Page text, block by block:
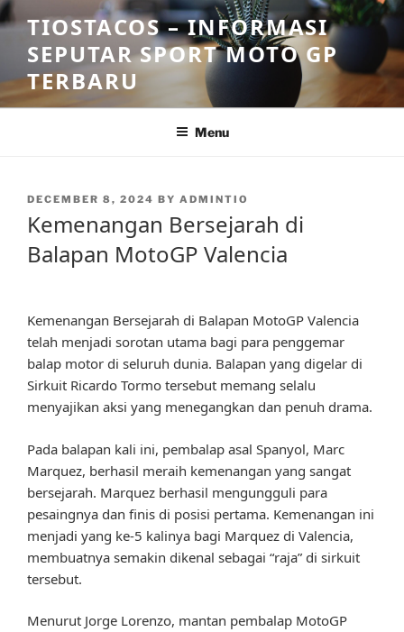
Skip
to
content
TIOSTACOS – INFORMASI
SEPUTAR SPORT MOTO GP
TERBARU
Menu
POSTED
DECEMBER 8, 2024 BY ADMINTIO
Kemenangan Bersejarah di
Balapan MotoGP Valencia
Kemenangan Bersejarah di Balapan MotoGP Valencia
telah menjadi sorotan utama bagi para penggemar
balap motor di seluruh dunia. Balapan yang digelar di
Sirkuit Ricardo Tormo tersebut memang selalu
menyajikan aksi yang menegangkan dan penuh drama.
Pada balapan kali ini, pembalap asal Spanyol, Marc
Marquez, berhasil meraih kemenangan yang sangat
bersejarah. Marquez berhasil mengungguli para
pesaingnya dan finis di posisi pertama. Kemenangan ini
menjadi yang ke-5 kalinya bagi Marquez di Valencia,
membuatnya semakin dikenal sebagai “raja” di sirkuit
tersebut.
Menurut Jorge Lorenzo, mantan pembalap MotoGP